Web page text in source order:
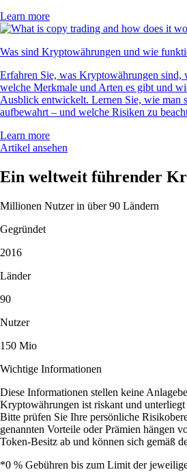
Learn more
Was sind Kryptowährungen und wie
Erfahren Sie, was Kryptowährungen sind,
welche Merkmale und Arten es gibt und
Ausblick entwickelt. Lernen Sie, wie man
aufbewahrt – und welche Risiken zu
Learn more
Artikel ansehen
Ein weltweit führender
Millionen Nutzer in über 90 Ländern
Gegründet
2016
Länder
90
Nutzer
150 Mio
Wichtige Informationen
Diese Informationen stellen keine
Kryptowährungen ist riskant und
Bitte prüfen Sie Ihre persönliche
genannten Vorteile oder Prämien hängen
Token-Besitz ab und können sich gemäß
*0 % Gebühren bis zum Limit der